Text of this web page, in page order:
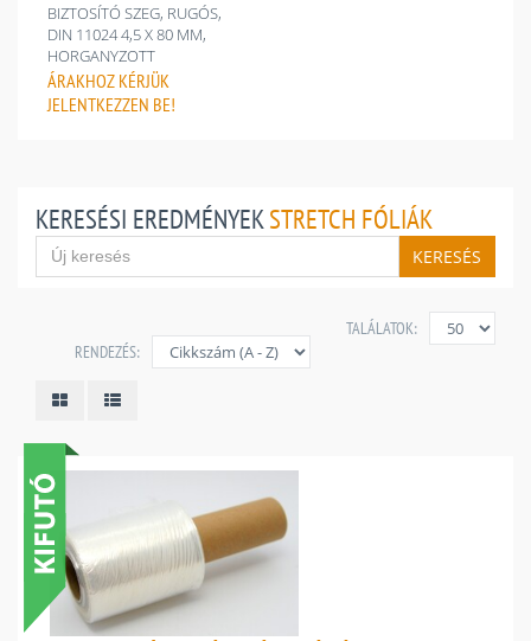
BIZTOSÍTÓ SZEG, RUGÓS,
DIN 11024 4,5 X 80 MM,
HORGANYZOTT
ÁRAKHOZ KÉRJÜK
JELENTKEZZEN BE!
KERESÉSI EREDMÉNYEKSTRETCH FÓLIÁK
KERESÉS
TALÁLATOK:
RENDEZÉS: